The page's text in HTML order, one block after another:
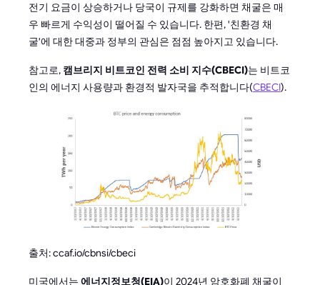
전기 요금이 상승하거나 당국이 규제를 강화하면 채굴은 매
우 빠르게 수익성이 떨어질 수 있습니다. 한편, '친환경 채
굴'에 대한 대중과 정부의 관심은 점점 높아지고 있습니다.
참고로, 캠브리지 비트코인 전력 소비 지수(CBECI)는 비트코
인의 에너지 사용량과 환경적 발자국을 추적합니다(CBECI).
출처: ccaf.io/cbnsi/cbeci
미국에서는 에너지정보청(EIA)이 2024년 암호화폐 채굴이